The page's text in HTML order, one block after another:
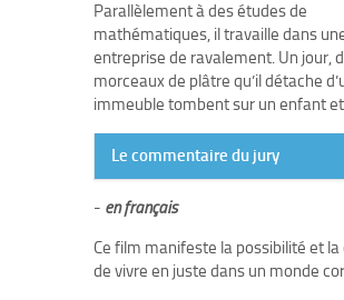
Parallèlement à des études de
mathématiques, il travaille dans
entreprise de ravalement. Un jour,
morceaux de plâtre qu’il détache
immeuble tombent sur un enfant
Le commentaire du jury
- en français
Ce film manifeste la possibilité et
de vivre en juste dans un monde